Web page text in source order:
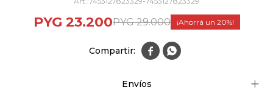
PYG 23.200PYG 29.000 20
 
Envíos